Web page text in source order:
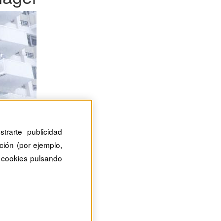
publicidad
(por ejemplo,
pulsando